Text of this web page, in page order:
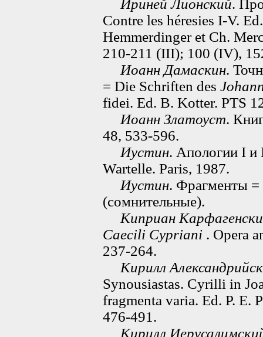
Ириней Лионский.
Contre les héresies I-V.
Hemmerdinger et Ch.
210-211 (III); 100 (IV),
Иоанн Дамаскин.
= Die Schriften des
fidei. Ed. B. Kotter. PTS
Иоанн Златоуст.
48, 533-596.
Иустин. Апологии I
Wartelle. Paris, 1987.
Иустин. Фрагменты =
(сомнительные).
Киприан
Caecili Cypriani . Opera
237-264.
Кирилл
Synousiastas. Cyrilli in
fragmenta varia. Ed. P. E.
476-491.
Кирилл